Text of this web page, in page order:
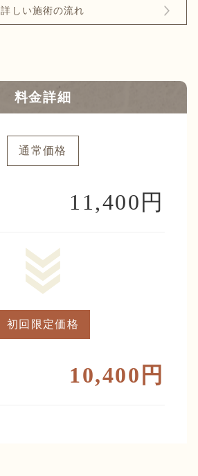
詳しい施術の流れ
料金詳細
通常価格
11,400円
初回限定価格
10,400円